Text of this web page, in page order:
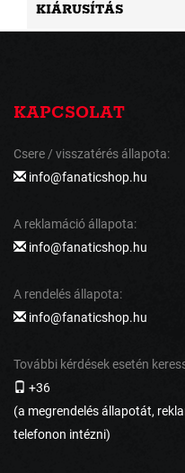
KIÁRUSÍTÁS
KAPCSOLAT
Csere / visszatérés állapota:
info@fanaticshop.hu
A reklamáció állapota:
info@fanaticshop.hu
A rendelés állapota:
info@fanaticshop.hu
További kérdések esetén
+36
(a megrendelés állapotát,
telefonon intézni)